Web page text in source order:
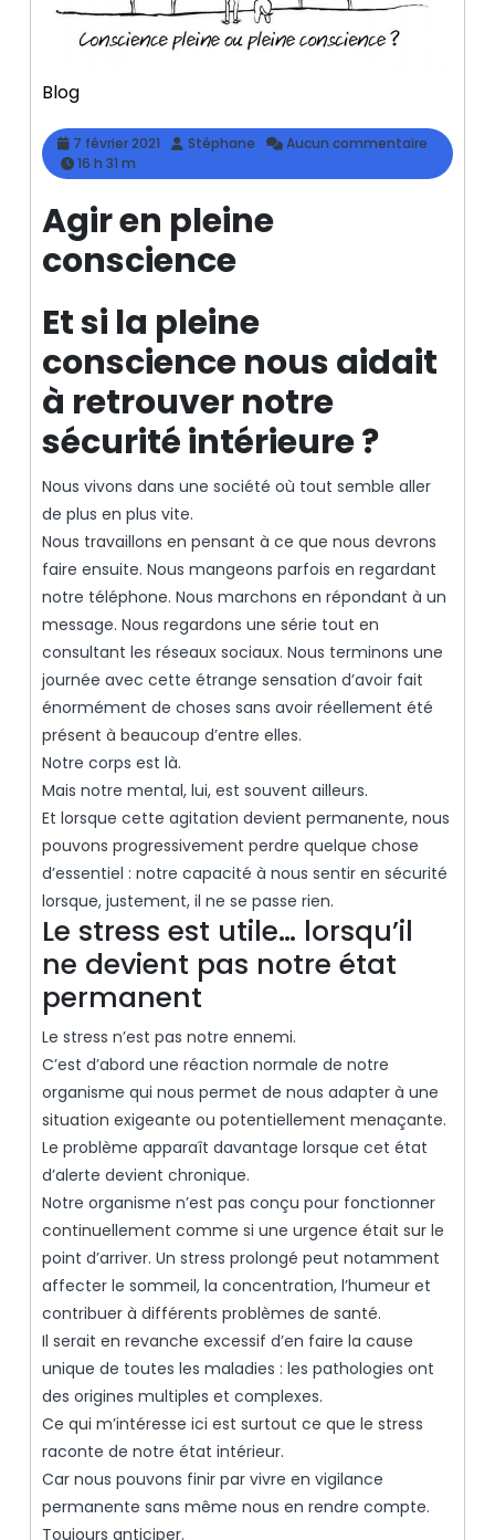
Blog
7 février 2021
7
2021
Stéphane Stéphane
Aucun commentaire
16 h 31 m
Agir en pleine
conscience
Et si la pleine
conscience nous aidait
à retrouver notre
sécurité intérieure ?
Nous vivons dans une société où tout semble aller
de plus en plus vite.
Nous travaillons en pensant à ce que nous devrons
faire ensuite. Nous mangeons parfois en regardant
notre téléphone. Nous marchons en répondant à un
message. Nous regardons une série tout en
consultant les réseaux sociaux. Nous terminons une
journée avec cette étrange sensation d’avoir fait
énormément de choses sans avoir réellement été
présent à beaucoup d’entre elles.
Notre corps est là.
Mais notre mental, lui, est souvent ailleurs.
Et lorsque cette agitation devient permanente, nous
pouvons progressivement perdre quelque chose
d’essentiel : notre capacité à nous sentir en sécurité
lorsque, justement, il ne se passe rien.
Le stress est utile… lorsqu’il
ne devient pas notre état
permanent
Le stress n’est pas notre ennemi.
C’est d’abord une réaction normale de notre
organisme qui nous permet de nous adapter à une
situation exigeante ou potentiellement menaçante.
Le problème apparaît davantage lorsque cet état
d’alerte devient chronique.
Notre organisme n’est pas conçu pour fonctionner
continuellement comme si une urgence était sur le
point d’arriver. Un stress prolongé peut notamment
affecter le sommeil, la concentration, l’humeur et
contribuer à différents problèmes de santé.
Il serait en revanche excessif d’en faire la cause
unique de toutes les maladies : les pathologies ont
des origines multiples et complexes.
Ce qui m’intéresse ici est surtout ce que le stress
raconte de notre état intérieur.
Car nous pouvons finir par vivre en vigilance
permanente sans même nous en rendre compte.
Toujours anticiper.